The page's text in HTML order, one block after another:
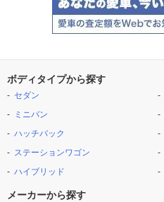
ボディタイプから探す
セダン
ミニバン
ハッチバック
ステーションワゴン
ハイブリッド
メーカーから探す